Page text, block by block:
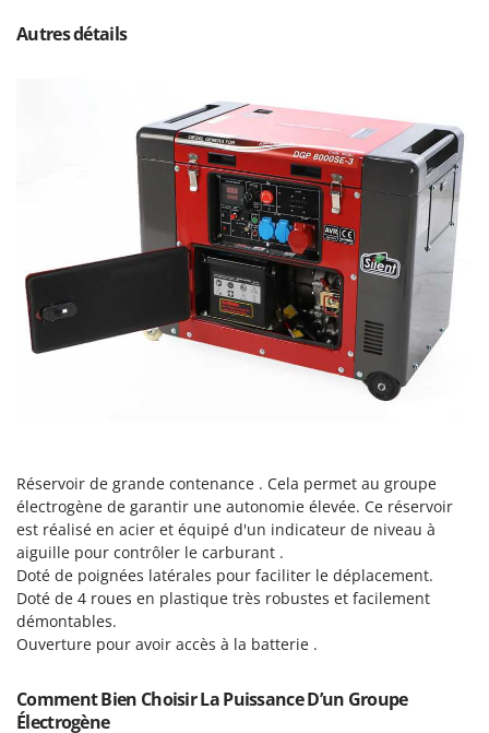
Stocker
Tellarini Pompe
Tenco
Tineco
Titania
Troy-Bilt
U
Udor
Unger
V
Vesco
Volpi
Autres détails
Réservoir de grande contenance . Cela permet au groupe
électrogène de garantir une autonomie élevée. Ce réservoir
est réalisé en acier et équipé d'un indicateur de niveau à
aiguille pour contrôler le carburant .
Doté de poignées latérales pour faciliter le déplacement.
Doté de 4 roues en plastique très robustes et facilement
démontables.
Ouverture pour avoir accès à la batterie .
Comment Bien Choisir La Puissance D’un Groupe
Électrogène